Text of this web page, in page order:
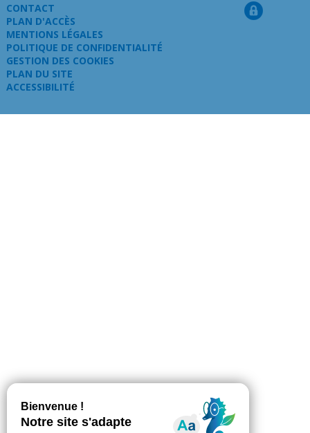
CONTACT
PLAN D'ACCÈS
MENTIONS LÉGALES
POLITIQUE DE CONFIDENTIALITÉ
GESTION DES COOKIES
PLAN DU SITE
ACCESSIBILITÉ